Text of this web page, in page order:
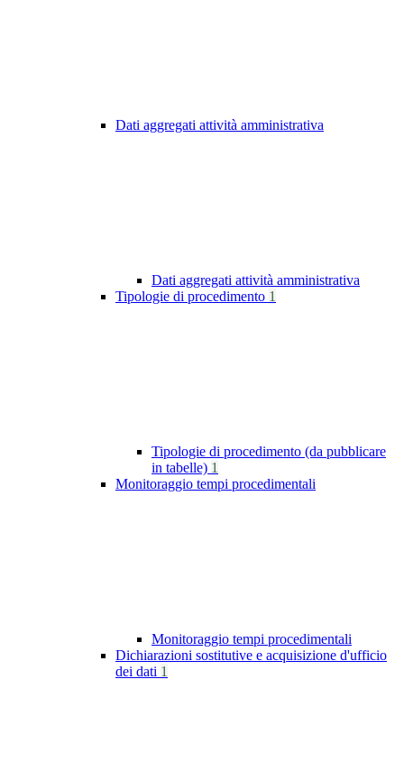
Dati aggregati attività amministrativa
Dati aggregati attività amministrativa
Tipologie di procedimento 1
Tipologie di procedimento (da pubblicare
in tabelle) 1
Monitoraggio tempi procedimentali
Monitoraggio tempi procedimentali
Dichiarazioni sostitutive e acquisizione d'ufficio
dei dati 1